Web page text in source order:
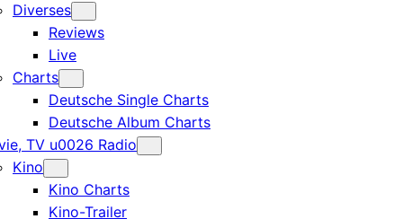
Diverses
Reviews
Live
Charts
Deutsche Single Charts
Deutsche Album Charts
TV u0026 Radio
Kino
Kino Charts
Kino-Trailer